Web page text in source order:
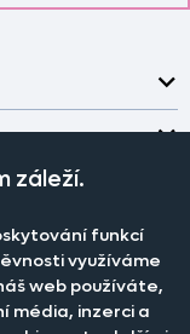
záleží.
funkcí
využíváme
web používáte,
média, inzerci a